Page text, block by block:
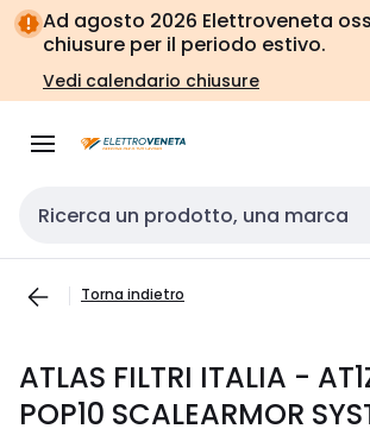
Vai alla
navigazione
Vai
alla
pagina
Ad agosto 2026 Elettroveneta
chiusure per il periodo estivo.
Vedi calendario chiusure
Cerca input
Torna indietro
ATLAS FILTRI ITALIA -
POP10 SCALEARMOR